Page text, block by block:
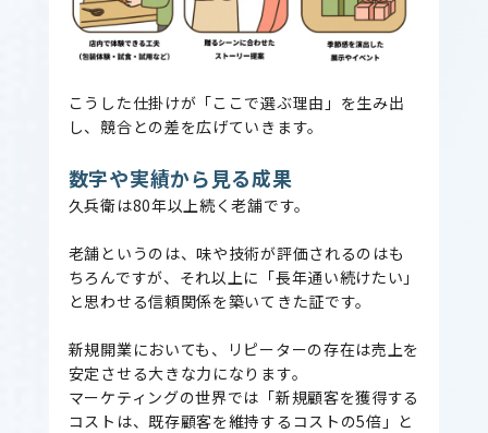
こうした仕掛けが「ここで選ぶ理由」を生み出
し、競合との差を広げていきます。
数字や実績から見る成果
久兵衛は80年以上続く老舗です。
老舗というのは、味や技術が評価されるのはも
ちろんですが、それ以上に「長年通い続けたい」
と思わせる信頼関係を築いてきた証です。
新規開業においても、リピーターの存在は売上を
安定させる大きな力になります。
マーケティングの世界では「新規顧客を獲得する
コストは、既存顧客を維持するコストの5倍」と